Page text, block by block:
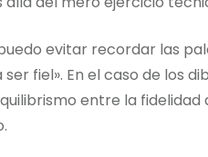
evitar recordar las
fiel». En el caso de los
entre la fidelidad